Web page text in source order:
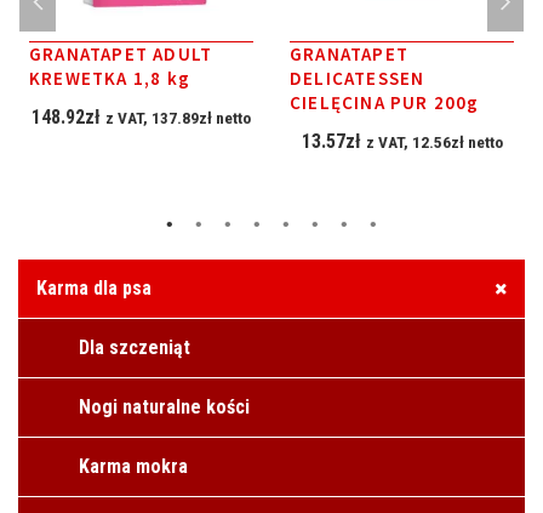
GRANATAPET ADULT
KREWETKA 1,8 kg
148.92zł z VAT, 137.89zł netto
GRANATAPET
DELICATESSEN
CIELĘCINA PUR 200g
13.57zł z VAT, 12.56złnetto
Karma dla psa
Dla szczeniąt
Nogi naturalne kości
Karma mokra